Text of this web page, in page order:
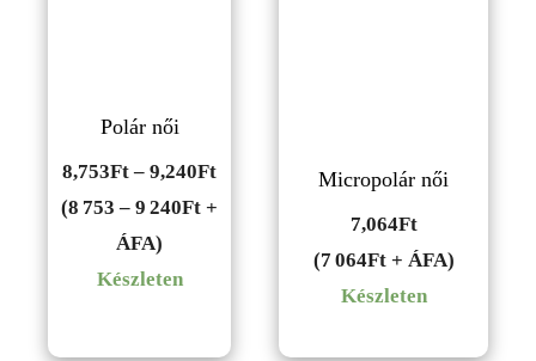
Polár női
8,753Ft – 9,240FtÁrtartomány:
8,753Ft
(8 753 – 9 240Ft +
ÁFA)
Készleten
Micropolár női
7,064Ft
(7 064Ft + ÁFA)
Készleten